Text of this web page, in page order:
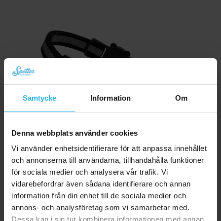
Samtycke Information Om
Denna webbplats använder cookies
Vi använder enhetsidentifierare för att anpassa innehållet
och annonserna till användarna, tillhandahålla funktioner
för sociala medier och analysera vår trafik. Vi
vidarebefordrar även sådana identifierare och annan
information från din enhet till de sociala medier och
annons- och analysföretag som vi samarbetar med.
Dessa kan i sin tur kombinera informationen med annan
943,86 Det
kr838,93 Det